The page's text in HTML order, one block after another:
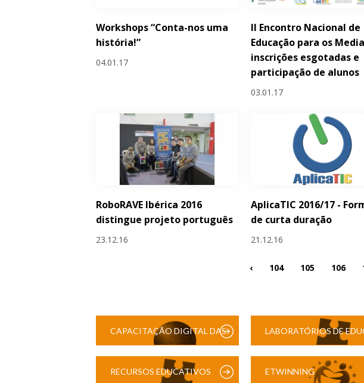
Workshops “Conta-nos uma
história!”
04.01.17
II Encontro Nacional de
Educação para os
inscrições esgotadas e
participação de alunos
03.01.17
RoboRAVE Ibérica 2016
distingue projeto português
23.12.16
AplicaTIC 2016/17 -
de curta duração
21.12.16
‹ 104 105 106
CAPACITAÇÃO DIGITAL DAS LABORATÓRIOS DE
RECURSOS EDUCATIVOS ETWINNING